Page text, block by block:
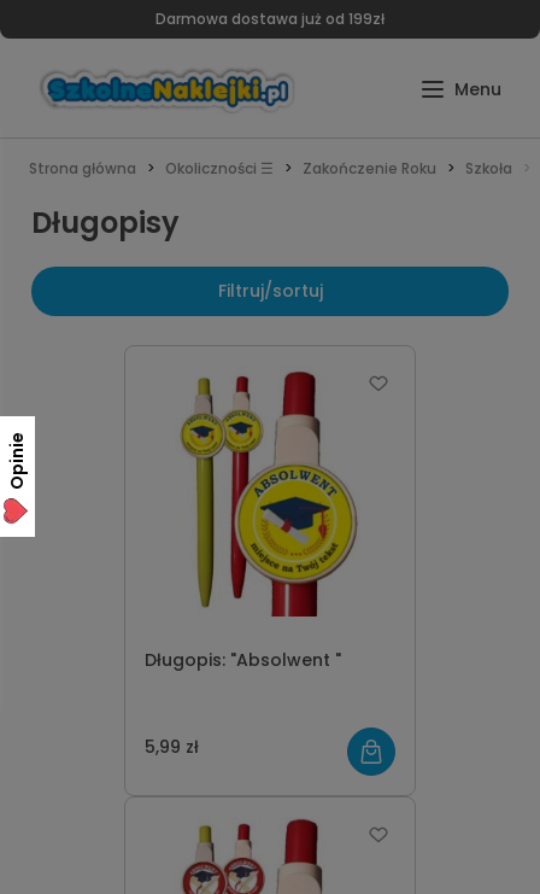
Darmowa dostawa już od 199zł
Strona główna Okoliczności ☰ Zakończenie Roku Szkoła
Długopisy
Filtruj/sortuj
Długopis: "Absolwent "
5,99 zł
Opinie